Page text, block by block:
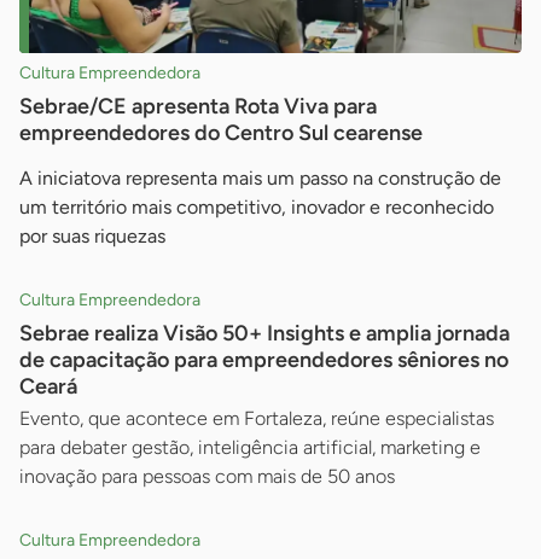
Cultura Empreendedora
Sebrae/CE apresenta Rota Viva para
empreendedores do Centro Sul cearense
A iniciatova representa mais um passo na construção de
um território mais competitivo, inovador e reconhecido
por suas riquezas
Cultura Empreendedora
Sebrae realiza Visão 50+ Insights e amplia jornada
de capacitação para empreendedores sêniores no
Ceará
Evento, que acontece em Fortaleza, reúne especialistas
para debater gestão, inteligência artificial, marketing e
inovação para pessoas com mais de 50 anos
Cultura Empreendedora